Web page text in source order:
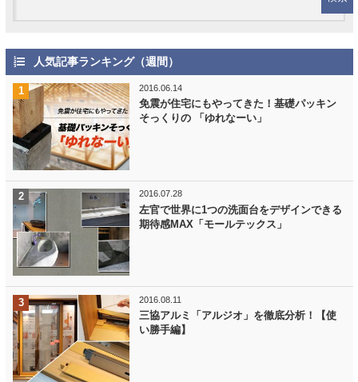
人気記事ランキング（週間）
2016.06.14
免震が住宅にもやってきた！基礎パッキン
そっくりの 「ゆれなーい」
2016.07.28
左官で世界に1つの洗面台をデザインできる
期待感MAX「モールテックス」
2016.08.11
三協アルミ「アルジオ」を徹底分析！【使
い勝手編】